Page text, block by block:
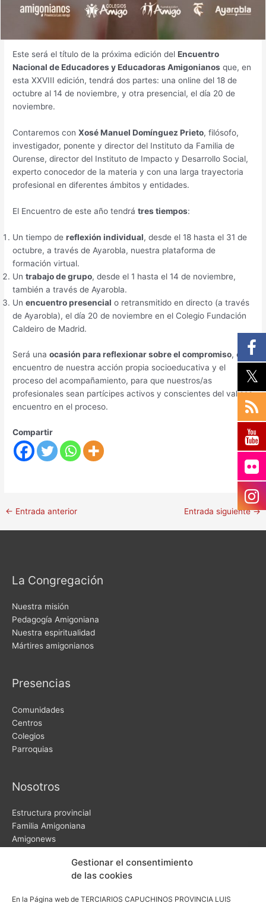
Gestionar el consentimiento
de las cookies
En la Página web de TERCIARIOS CAPUCHINOS PROVINCIA LUIS
Este será el título de la próxima edición delEncuentro
Nacional de Educadores y Educadoras Amigonianos que, en
esta XXVIII edición, tendrá dos partes: una online del 18 de
octubre al 14 de noviembre, y otra presencial, el día 20 de
noviembre.
Contaremos conXosé Manuel Domínguez Prieto, filósofo,
investigador, ponente y director del Instituto da Familia de
Ourense, director del Instituto de Impacto y Desarrollo Social,
experto conocedor de la materia y con una larga trayectoria
profesional en diferentes ámbitos y entidades.
El Encuentro de este año tendrátres tiempos:
Un tiempo dereflexión individual, desde el 18 hasta el 31 de
octubre, a través de Ayarobla, nuestra plataforma de
formación virtual.
Untrabajo de grupo, desde el 1 hasta el 14 de noviembre,
también a través de Ayarobla.
Unencuentro presencial o retransmitido en directo (a través
de Ayarobla), el día 20 de noviembre en el Colegio Fundación
Caldeiro de Madrid.
Será unaocasión para reflexionar sobre el compromiso, el
encuentro de nuestra acción propia socioeducativa y el
proceso del acompañamiento, para que nuestros/as
profesionales sean partícipes activos y conscientes del valioso
encuentro en el proceso.
Compartir
← Entrada anterior Entrada siguiente→
La Congregación
Nuestra misión
Pedagogía Amigoniana
Nuestra espiritualidad
Mártires amigonianos
Presencias
Comunidades
Centros
Colegios
Parroquias
Nosotros
Estructura provincial
Familia Amigoniana
Amigonews